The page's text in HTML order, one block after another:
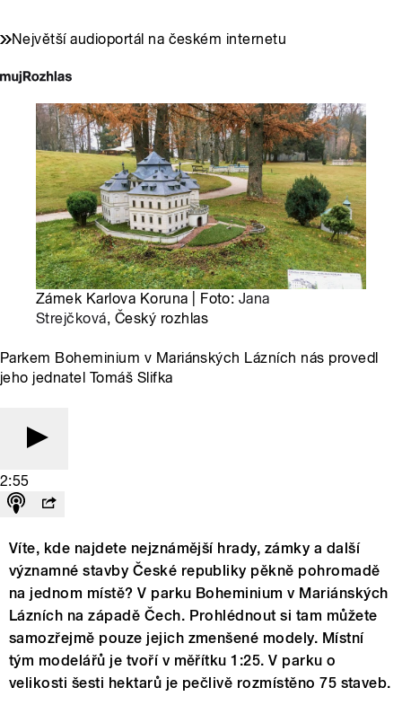
Největší audioportál na českém internetu
Zámek Karlova Koruna | Foto: Jana
Strejčková, Český rozhlas
Parkem Boheminium v Mariánských Lázních nás provedl
jeho jednatel Tomáš Slifka
2:55
Víte, kde najdete nejznámější hrady, zámky a další
významné stavby České republiky pěkně pohromadě
na jednom místě? V parku Boheminium v Mariánských
Lázních na západě Čech. Prohlédnout si tam můžete
samozřejmě pouze jejich zmenšené modely. Místní
tým modelářů je tvoří v měřítku 1:25. V parku o
velikosti šesti hektarů je pečlivě rozmístěno 75 staveb.